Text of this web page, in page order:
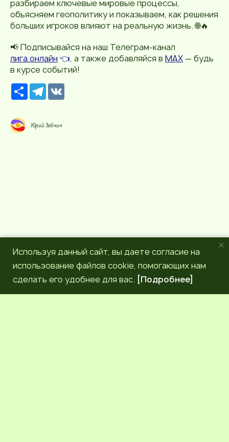
разбираем ключевые мировые процессы,
объясняем геополитику и показываем, как решения
больших игроков влияют на реальную жизнь. 🌐🔥
📢 Подписывайся на наш Телеграм-канал
лига.онлайн 👈, а также добавляйся в MAX — будь
в курсе событий!
Р
е
р
с
T
e
g
r
Юрий Зобнин
Используя данный сайт, вы даете согласие на
использование файлов cookie, помогающих нам
сделать его удобнее для вас. [Подробнее]